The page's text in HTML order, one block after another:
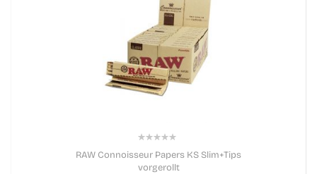
RAW Connoisseur Papers KS Slim+Tips
vorgerollt